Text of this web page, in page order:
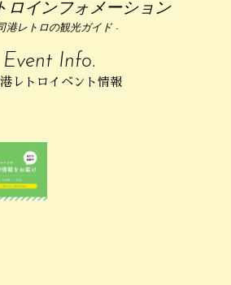
ロインフォメーション
港レトロの観光ガイド -
Event Info.
レトロイベント情報